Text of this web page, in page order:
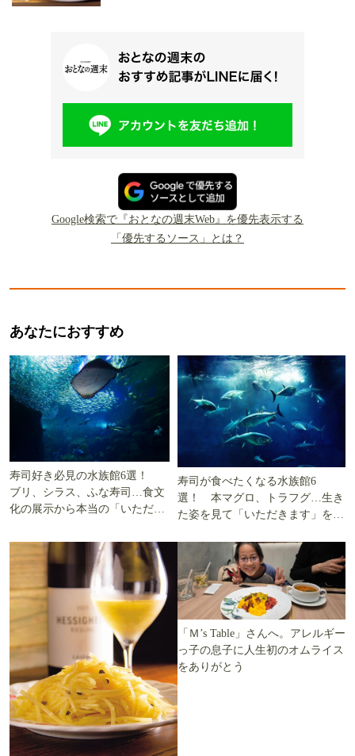
Google検索で『おとなの週末Web』を優先表示する
「優先するソース」とは？
あなたにおすすめ
寿司好き必見の水族館6選！
ブリ、シラス、ふな寿司…食文
化の展示から本当の「いただき
寿司が食べたくなる水族館6
選！ 本マグロ、トラフグ…生き
た姿を見て「いただきます」を考
「Ｍ’s Table」さんへ。アレルギー
っ子の息子に人生初のオムライス
をありがとう